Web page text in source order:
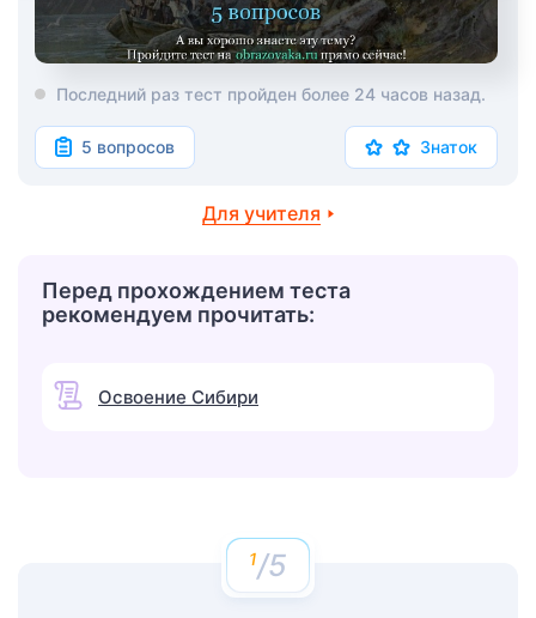
Последний раз тест пройден более 24 часов назад.
5 вопросов Знаток
Для учителя
Перед прохождением теста
рекомендуем прочитать:
Освоение Сибири
/5